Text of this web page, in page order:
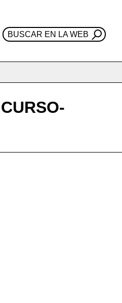
BUSCAR EN LA WEB